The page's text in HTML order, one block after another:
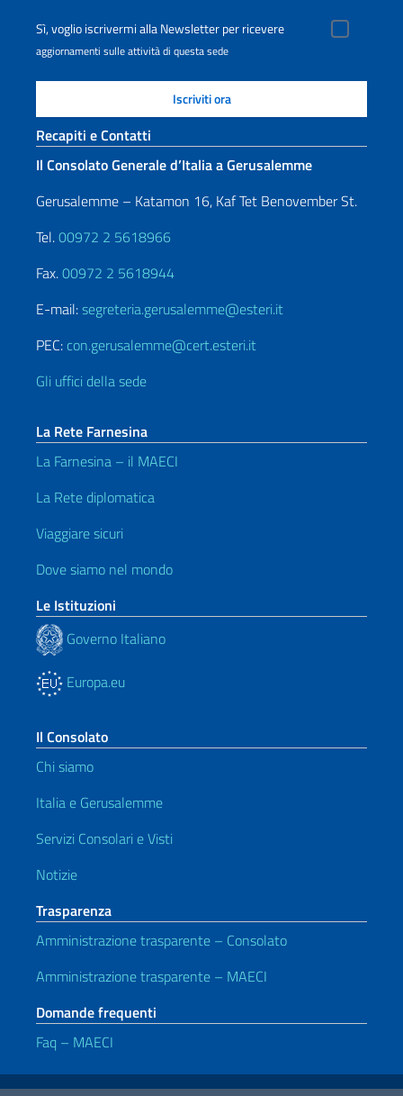
Sì, voglio iscrivermi alla Newsletter per ricevere
aggiornamenti sulle attività di questa sede
Recapiti e Contatti
Il Consolato Generale d’Italia a Gerusalemme
Gerusalemme – Katamon 16, Kaf Tet Benovember St.
Tel.00972 2 5618966
Fax.00972 2 5618944
E-mail:segreteria.gerusalemme@esteri.it
PEC: con.gerusalemme@cert.esteri.it
Gli uffici della sede
La Rete Farnesina
La Farnesina – il MAECI
La Rete diplomatica
Viaggiare sicuri
Dove siamo nel mondo
Le Istituzioni
Governo Italiano
Europa.eu
Il Consolato
Chi siamo
Italia e Gerusalemme
Servizi Consolari e Visti
Notizie
Trasparenza
Amministrazione trasparente – Consolato
Amministrazione trasparente – MAECI
Domande frequenti
Faq – MAECI
Link Utili